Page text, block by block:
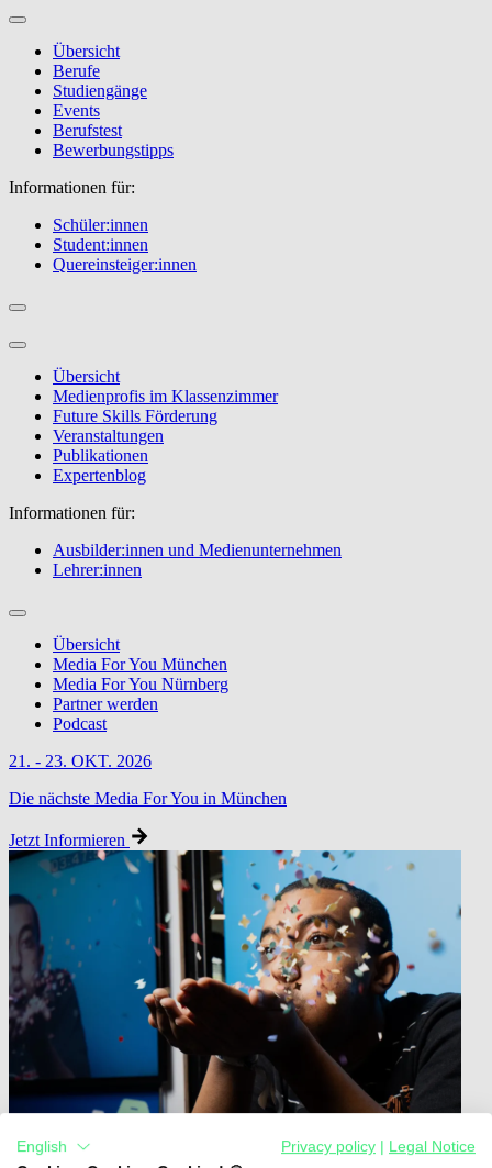
Übersicht
Berufe
Studiengänge
Events
Berufstest
Bewerbungstipps
Informationen für:
Schüler:innen
Student:innen
Quereinsteiger:innen
Übersicht
Medienprofis im Klassenzimmer
Future Skills Förderung
Veranstaltungen
Publikationen
Expertenblog
Informationen für:
Ausbilder:innen und Medienunternehmen
Lehrer:innen
Übersicht
Media For You München
Media For You Nürnberg
Partner werden
Podcast
21. - 23. OKT. 2026
Die nächste Media For You in München
Jetzt Informieren
English Privacy policy
Legal Notice